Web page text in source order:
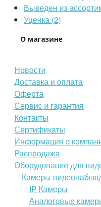
Выведен из
Уценка (2)
О магазине
Новости
Доставка и оплата
Оферта
Сервис и гарантия
Контакты
Сертификаты
Информация о
Распродажа
Оборудование для
Камеры
IP Камеры
Аналоговые